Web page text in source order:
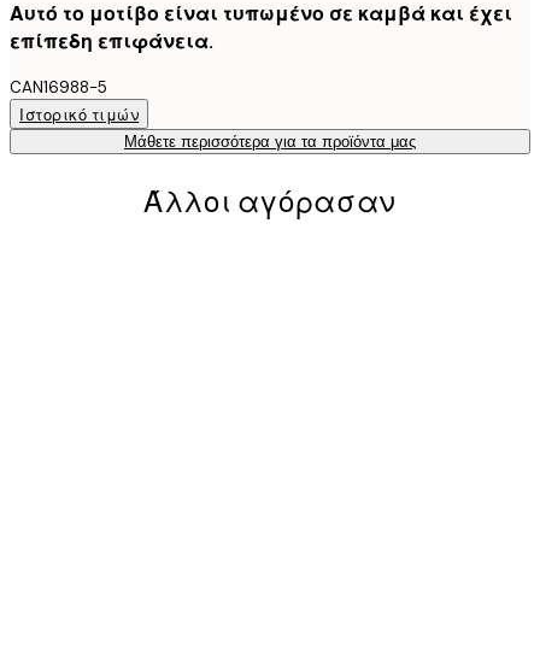
Αυτό το μοτίβο είναι τυπωμένο σε καμβά και έχει
επίπεδη επιφάνεια.
CAN16988-5
Ιστορικό τιμών
Μάθετε περισσότερα για τα προϊόντα μας
Άλλοι αγόρασαν